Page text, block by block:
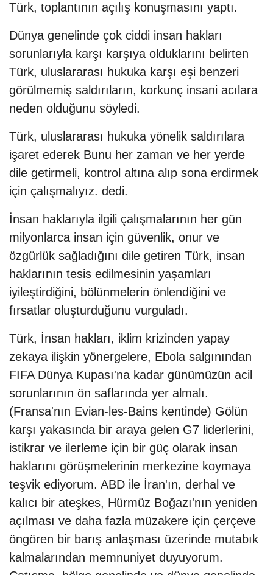
Türk, toplantının açılış konuşmasını yaptı.
Dünya genelinde çok ciddi insan hakları
sorunlarıyla karşı karşıya olduklarını belirten
Türk, uluslararası hukuka karşı eşi benzeri
görülmemiş saldırıların, korkunç insani acılara
neden olduğunu söyledi.
Türk, uluslararası hukuka yönelik saldırılara
işaret ederek Bunu her zaman ve her yerde
dile getirmeli, kontrol altına alıp sona erdirmek
için çalışmalıyız. dedi.
İnsan haklarıyla ilgili çalışmalarının her gün
milyonlarca insan için güvenlik, onur ve
özgürlük sağladığını dile getiren Türk, insan
haklarının tesis edilmesinin yaşamları
iyileştirdiğini, bölünmelerin önlendiğini ve
fırsatlar oluşturduğunu vurguladı.
Türk, İnsan hakları, iklim krizinden yapay
zekaya ilişkin yönergelere, Ebola salgınından
FIFA Dünya Kupası'na kadar günümüzün acil
sorunlarının ön saflarında yer almalı.
(Fransa'nın Evian-les-Bains kentinde) Gölün
karşı yakasında bir araya gelen G7 liderlerini,
istikrar ve ilerleme için bir güç olarak insan
haklarını görüşmelerinin merkezine koymaya
teşvik ediyorum. ABD ile İran'ın, derhal ve
kalıcı bir ateşkes, Hürmüz Boğazı'nın yeniden
açılması ve daha fazla müzakere için çerçeve
öngören bir barış anlaşması üzerinde mutabık
kalmalarından memnuniyet duyuyorum.